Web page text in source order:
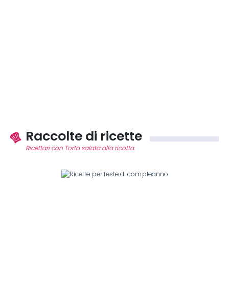
Raccolte di ricette
Ricettari con Torta salata alla ricotta